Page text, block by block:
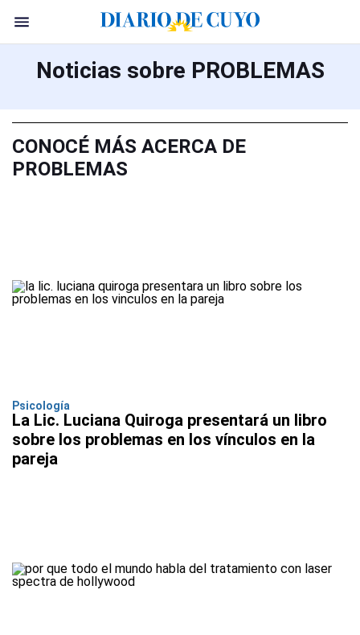
Noticias sobre PROBLEMAS
CONOCÉ MÁS ACERCA DE
PROBLEMAS
Psicología
La Lic. Luciana Quiroga presentará un libro
sobre los problemas en los vínculos en la
pareja